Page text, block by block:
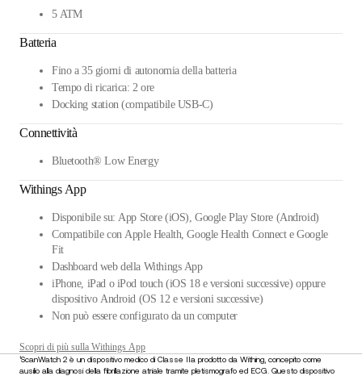
5 ATM
Batteria
Fino a 35 giorni di autonomia della batteria
Tempo di ricarica: 2 ore
Docking station (compatibile USB-C)
Connettività
Bluetooth® Low Energy
Withings App
Disponibile su: App Store (iOS), Google Play Store (Android)
Compatibile con Apple Health, Google Health Connect e Google
Fit
Dashboard web della Withings App
iPhone, iPad o iPod touch (iOS 18 e versioni successive) oppure
dispositivo Android (OS 12 e versioni successive)
Non può essere configurato da un computer
Scopri di più sulla Withings App
¹ScanWatch 2 è un dispositivo medico di Classe IIa prodotto da Withing, concepito come
ausilio alla diagnosi della fibrillazione atriale tramite pletismografo ed ECG. Questo dispositivo